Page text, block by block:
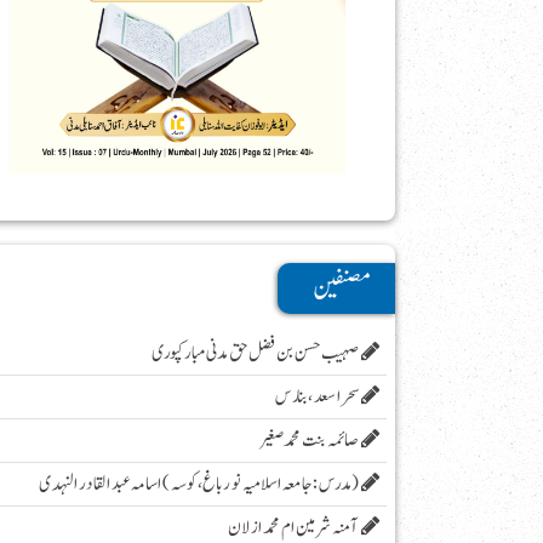
مصنفین
صہیب حسن بن فضل حق مدنی مبارکپوری
سحر اسعد ،بنارس
صائمہ بنت محمد صغیر
( مدرس :جامعہ اسلامیہ نور باغ، کوسہ )اسامہ عبد القادر النہدی
آمنہ شرمین ام محمد ازلان